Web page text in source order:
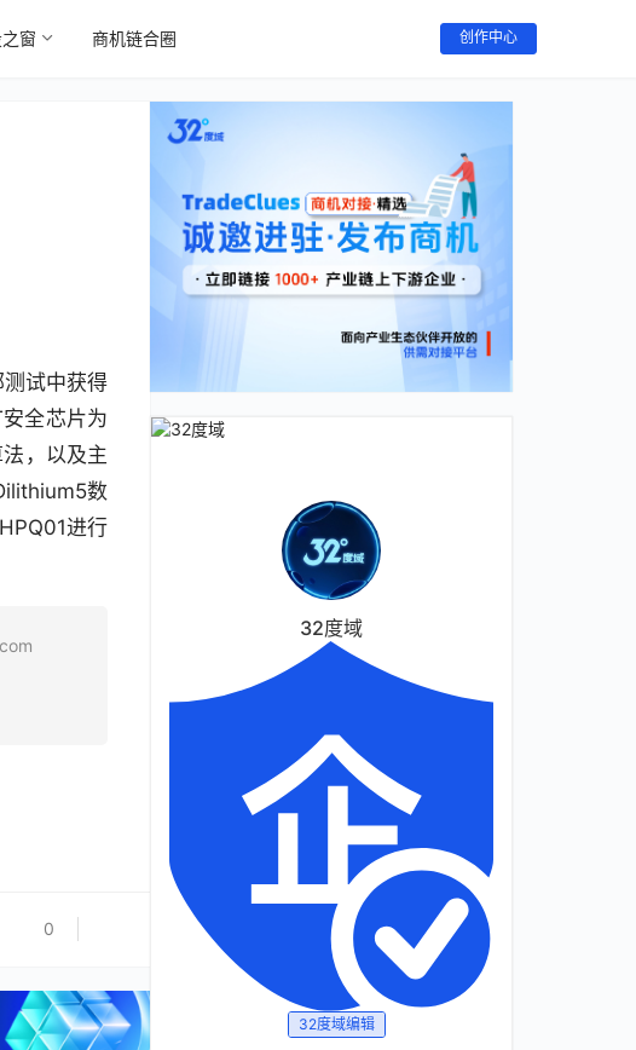
窗 商机链合圈 创作中心
试中获得
全芯片为
，以及主
数
进行
0
32度域
32度域编辑